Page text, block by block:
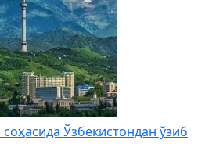
Ўзбекистондан ўзиб